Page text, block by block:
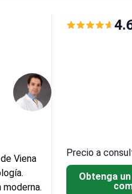
Viena
Precio a
Obtenga